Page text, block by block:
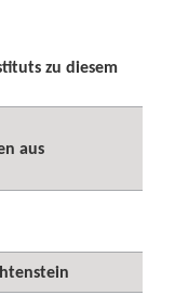
zu diesem
aus